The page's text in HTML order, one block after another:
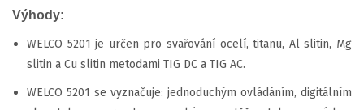
Výhody:
WELCO 5201 je určen pro svařování ocelí, titanu, Al slitin, Mg
slitin a Cu slitin metodami TIG DC a TIG AC.
WELCO 5201 se vyznačuje: jednoduchým ovládáním, digitálním